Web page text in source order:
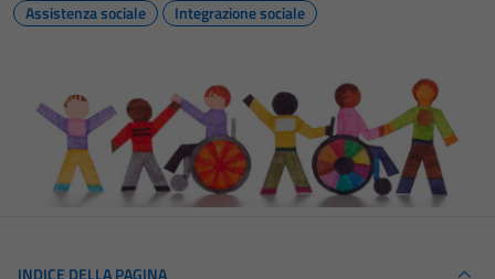
Assistenza sociale Integrazione sociale
INDICE DELLA PAGINA